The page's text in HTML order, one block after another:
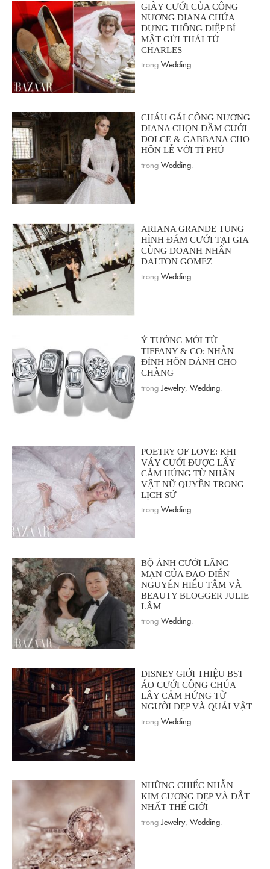
GIÀY CƯỚI CỦA CÔNG
NƯƠNG DIANA CHỨA
ĐỰNG THÔNG ĐIỆP BÍ
MẬT GỬI THÁI TỬ
CHARLES
trong Wedding
CHÁU GÁI CÔNG NƯƠNG
DIANA CHỌN ĐẦM CƯỚI
DOLCE & GABBANA CHO
HÔN LỄ VỚI TỈ PHÚ
trong Wedding
ARIANA GRANDE TUNG
HÌNH ĐÁM CƯỚI TẠI GIA
CÙNG DOANH NHÂN
DALTON GOMEZ
trong Wedding
Ý TƯỞNG MỚI TỪ
TIFFANY & CO: NHẪN
ĐÍNH HÔN DÀNH CHO
CHÀNG
trong Jewelry, Wedding
POETRY OF LOVE: KHI
VÁY CƯỚI ĐƯỢC LẤY
CẢM HỨNG TỪ NHÂN
VẬT NỮ QUYỀN TRONG
LỊCH SỬ
trong Wedding
BỘ ẢNH CƯỚI LÃNG
MẠN CỦA ĐẠO DIỄN
NGUYỄN HIẾU TÂM VÀ
BEAUTY BLOGGER JULIE
LÂM
trong Wedding
DISNEY GIỚI THIỆU BST
ÁO CƯỚI CÔNG CHÚA
LẤY CẢM HỨNG TỪ
NGƯỜI ĐẸP VÀ QUÁI VẬT
trong Wedding
NHỮNG CHIẾC NHẪN
KIM CƯƠNG ĐẸP VÀ ĐẮT
NHẤT THẾ GIỚI
trong Jewelry, Wedding